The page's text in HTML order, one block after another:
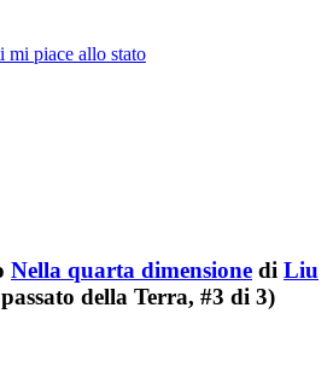
mi piace allo stato
Nella quarta dimensione di Liu
della Terra, #3 di 3)